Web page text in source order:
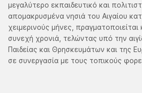
μεγαλύτερο εκπαιδευτικό και
απομακρυσμένα νησιά του Αιγαίου
χειμερινούς μήνες, πραγματοποιείται
συνεχή χρονιά, τελώντας υπό την
Παιδείας και Θρησκευμάτων και της
σε συνεργασία με τους τοπικούς